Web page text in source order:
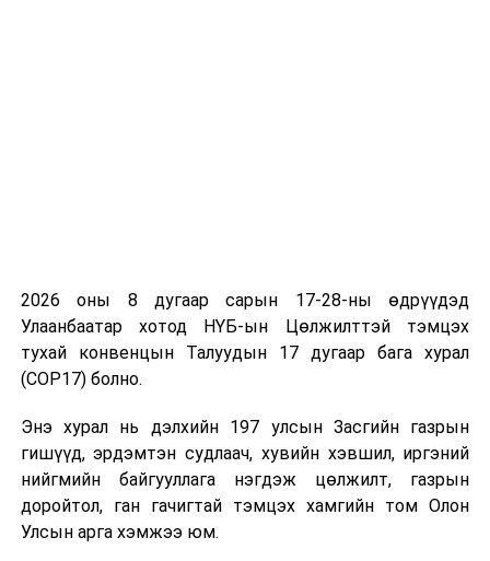
анхны хэлэлцүүлэг/
·Үнэт цаасны зах
зээлийн тухай хуульд
оруулах тухай хуулийн
төсөл болон хамт
өргөн мэдүүлсэн
хуулийн төслүүд/
Засгийн газар
2026 оны 8 дугаар сарын 17-28-ны өдрүүдэд
Улаанбаатар хотод НҮБ-ын Цөлжилттэй тэмцэх
тухай конвенцын Талуудын 17 дугаар бага хурал
(COP17) болно.
Энэ хурал нь дэлхийн 197 улсын Засгийн газрын
гишүүд, эрдэмтэн судлаач, хувийн хэвшил, иргэний
нийгмийн байгууллага нэгдэж цөлжилт, газрын
доройтол, ган гачигтай тэмцэх хамгийн том Олон
Улсын арга хэмжээ юм.